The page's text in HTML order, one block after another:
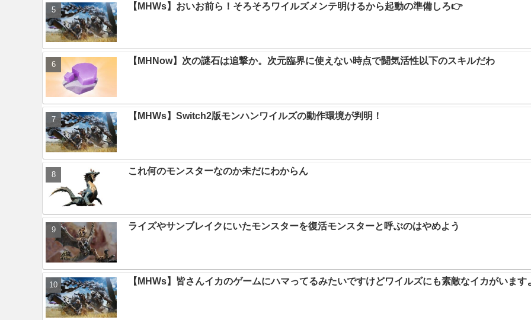
【MHWs】おいお前ら！そろそろワイルズメンテ明けるから起動の準備しろ👉
【MHNow】次の謎石は追撃か。次元臨界に使えない時点で闘気活性以下のスキルだわ
【MHWs】Switch2版モンハンワイルズの動作環境が判明！
これ何のモンスターなのか未だにわからん
ライズやサンブレイクにいたモンスターを復活モンスターと呼ぶのはやめよう
【MHWs】皆さんイカのゲームにハマってるみたいですけどワイルズにも素敵なイカがいます